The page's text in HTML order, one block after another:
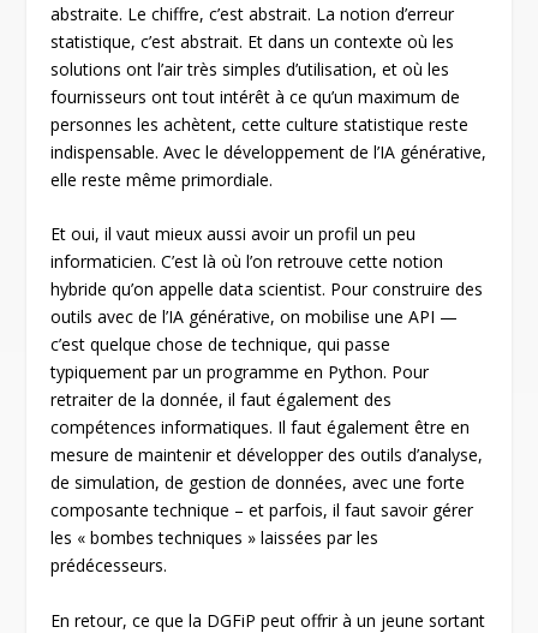
abstraite. Le chiffre, c’est abstrait. La notion d’erreur
statistique, c’est abstrait. Et dans un contexte où les
solutions ont l’air très simples d’utilisation, et où les
fournisseurs ont tout intérêt à ce qu’un maximum de
personnes les achètent, cette culture statistique reste
indispensable. Avec le développement de l’IA générative,
elle reste même primordiale.
Et oui, il vaut mieux aussi avoir un profil un peu
informaticien. C’est là où l’on retrouve cette notion
hybride qu’on appelle data scientist. Pour construire des
outils avec de l’IA générative, on mobilise une API —
c’est quelque chose de technique, qui passe
typiquement par un programme en Python. Pour
retraiter de la donnée, il faut également des
compétences informatiques. Il faut également être en
mesure de maintenir et développer des outils d’analyse,
de simulation, de gestion de données, avec une forte
composante technique – et parfois, il faut savoir gérer
les « bombes techniques » laissées par les
prédécesseurs.
En retour, ce que la DGFiP peut offrir à un jeune sortant